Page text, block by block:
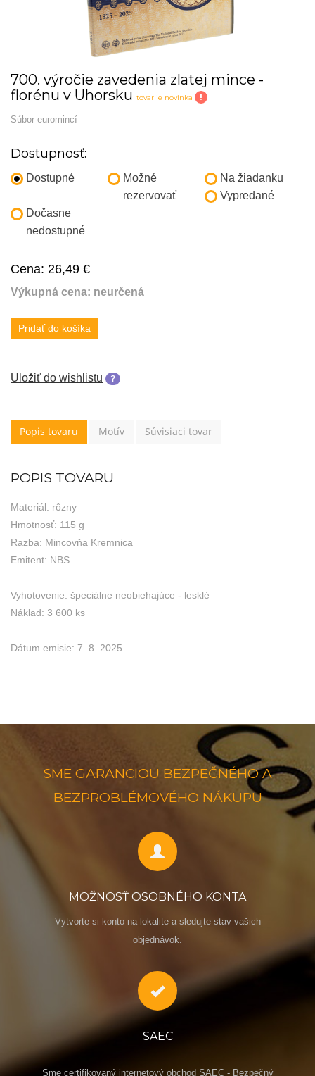
700. výročie zavedenia zlatej mince -
florénu v Uhorsku tovar je novinka !
Súbor euromincí
Dostupnosť:
Dostupné
Možné
rezervovať
Na žiadanku
Vypredané
Dočasne
nedostupné
Cena: 26,49 €
Výkupná cena: neurčená
Pridať do košíka
Uložiť do wishlistu ?
Popis tovaru Motív Súvisiaci tovar
POPIS TOVARU
Materiál: rôzny
Hmotnosť: 115 g
Razba: Mincovňa Kremnica
Emitent: NBS
Vyhotovenie: špeciálne neobiehajúce - lesklé
Náklad: 3 600 ks
Dátum emisie: 7. 8. 2025
SME GARANCIOU BEZPEČNÉHO A
BEZPROBLÉMOVÉHO NÁKUPU
MOŽNOSŤ OSOBNÉHO KONTA
Vytvorte si konto na lokalite a sledujte stav vašich
objednávok.
SAEC
Sme certifikovaný internetový obchod SAEC - Bezpečný